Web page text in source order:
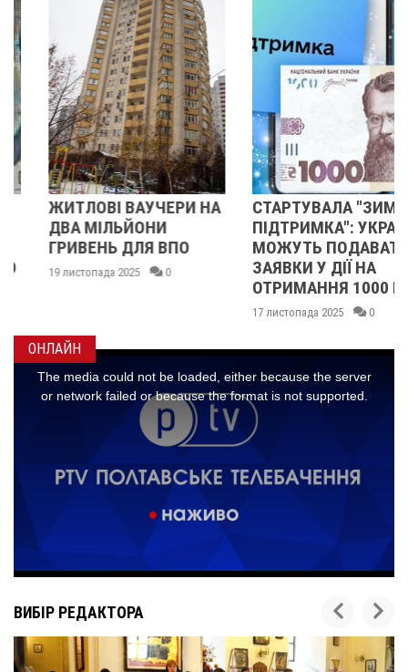
ЖИТЛОВІ ВАУЧЕРИ НА
ДВА МІЛЬЙОНИ
ГРИВЕНЬ ДЛЯ ВПО
19 листопада 2025 0
СТАРТУВАЛА "ЗИМОВА
ПІДТРИМКА": УКРАЇНЦІ
МОЖУТЬ ПОДАВАТИ
ЗАЯВКИ У ДІЇ НА
ОТРИМАННЯ 1000 ГРН
17 листопада 2025 0
ОНЛАЙН
ВИБІР РЕДАКТОРА